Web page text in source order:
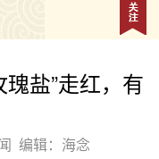
瑰盐”走红，有
编辑：海念